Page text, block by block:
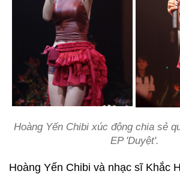
Hoàng Yến Chibi xúc động chia sẻ
EP 'Duyệt'.
Hoàng Yến Chibi và nhạc sĩ Khắc